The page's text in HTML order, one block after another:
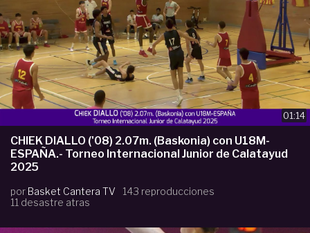
01:14
CHIEK DIALLO ('08) 2.07m. (Baskonia) con U18M-
ESPAÑA.- Torneo Internacional Junior de Calatayud
2025
por Basket Cantera TV
143 reproducciones
11 desastre atras